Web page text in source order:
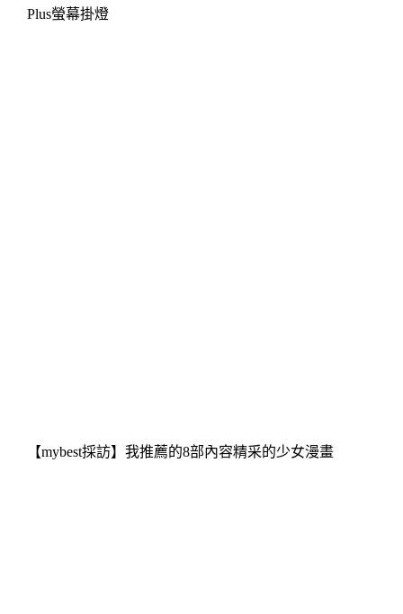
Plus螢幕掛燈
【mybest採訪】我推薦的8部內容精采的少女漫畫